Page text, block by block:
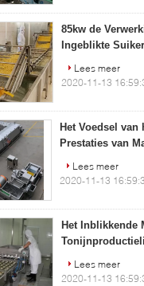
85kw de
Ingeblikte
Lees meer
2020-11-13
Het Voedsel
Prestaties van
Lees meer
2020-11-13
Het Inblikkende
Lees meer
2020-11-13